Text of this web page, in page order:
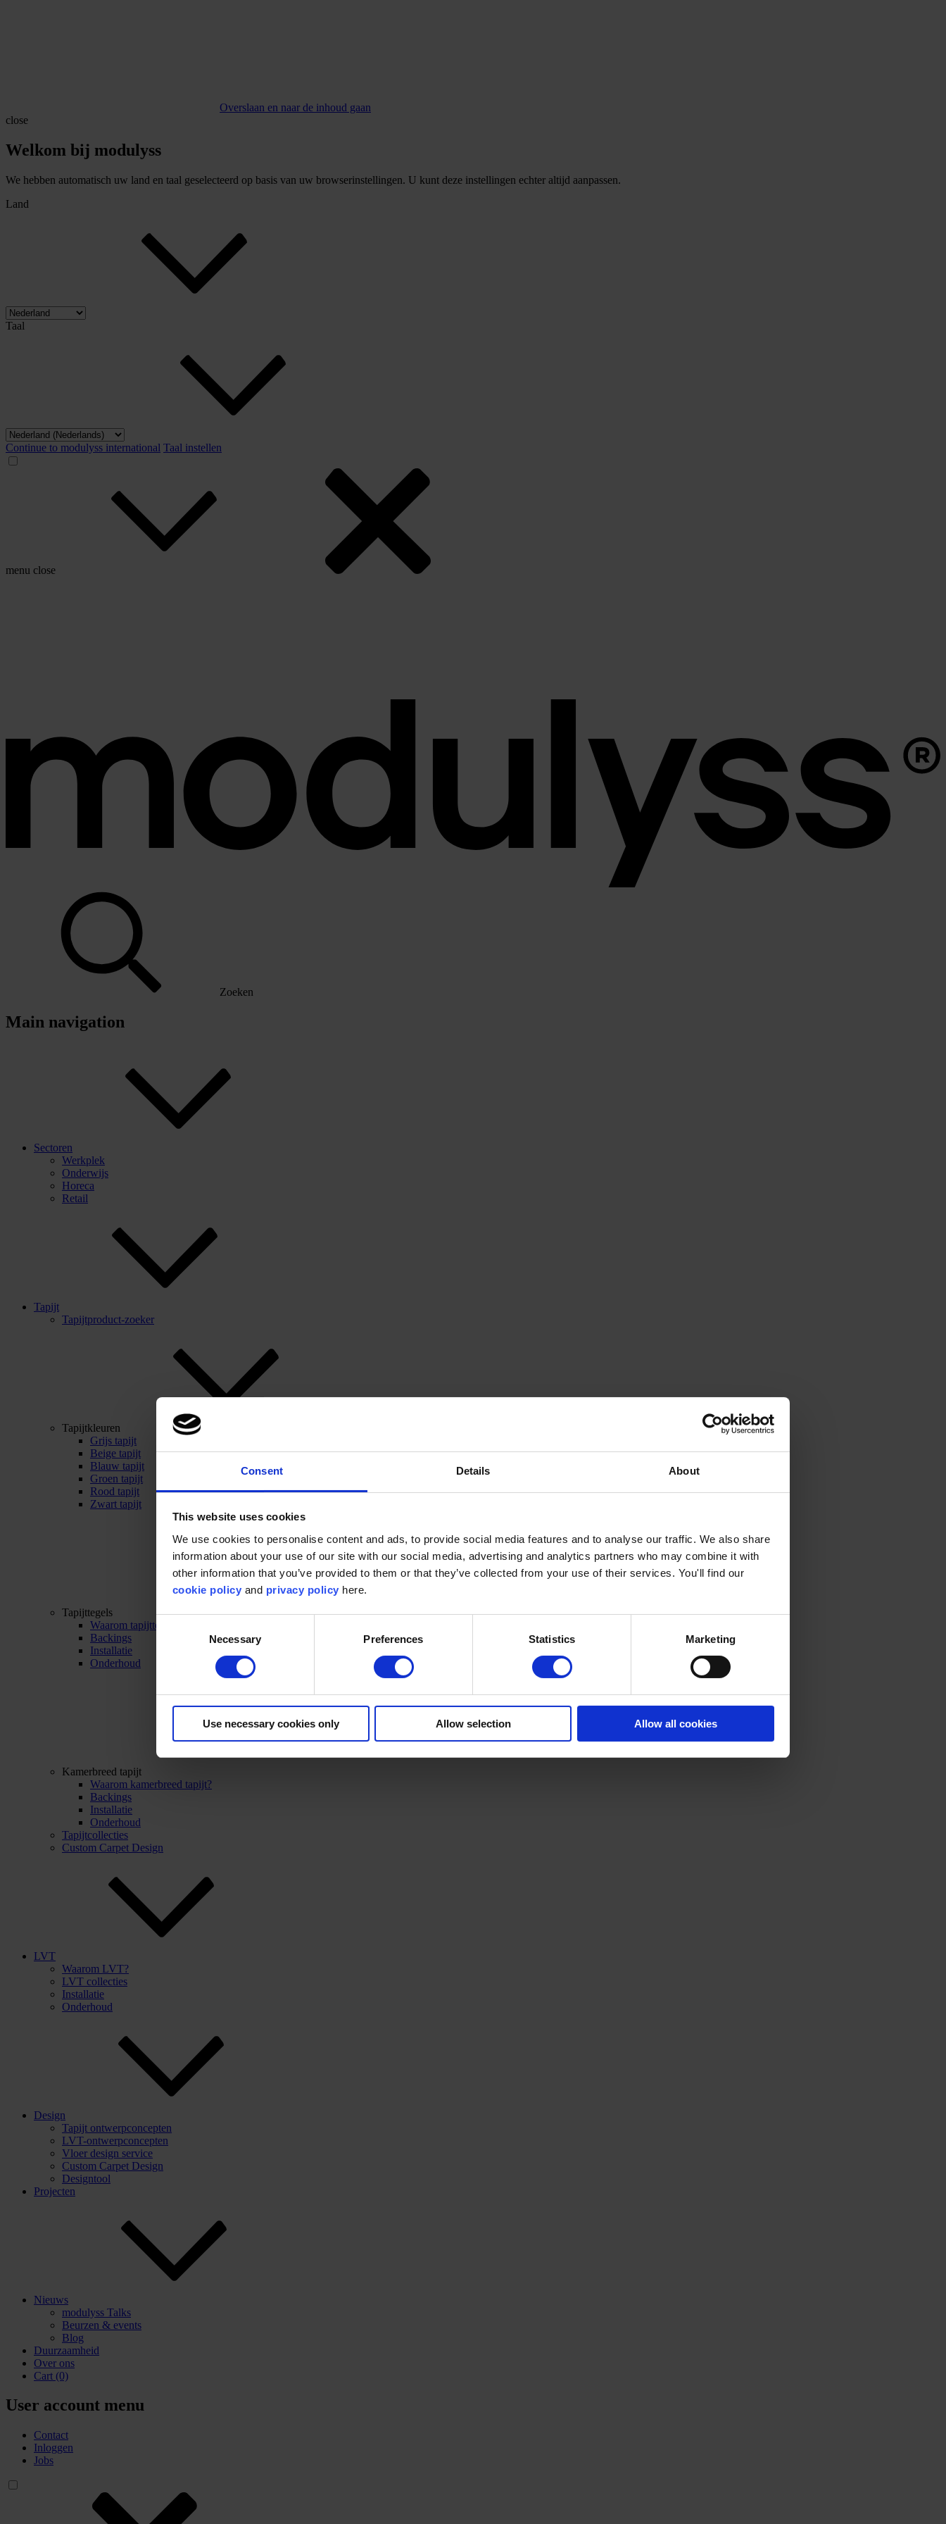
Consent Details About
This website uses cookies
We use cookies to personalise content and ads, to provide social media features and to analyse our traffic. We also share
information about your use of our site with our social media, advertising and analytics partners who may combine it with
other information that you’ve provided to them or that they’ve collected from your use of their services. You'll find our
cookie policy and privacy policy here.
Consent
Necessary Preferences Statistics Marketing
Use necessary cookies only Allow selection Allow all cookies
Overslaan en naar de inhoud gaan
close
Welkom bij modulyss
We hebben automatisch uw land en taal geselecteerd op basis van uw browserinstellingen. U kunt deze instellingen echter altijd aanpassen.
Land
Taal
Continue to modulyss international Taal instellen
menu close
Zoeken
Main navigation
Sectoren
Werkplek
Onderwijs
Horeca
Retail
Tapijt
Tapijtproduct-zoeker
Tapijtkleuren
Grijs tapijt
Beige tapijt
Blauw tapijt
Groen tapijt
Rood tapijt
Zwart tapijt
Tapijttegels
Waarom tapijttegels?
Backings
Installatie
Onderhoud
Kamerbreed tapijt
Waarom kamerbreed tapijt?
Backings
Installatie
Onderhoud
Tapijtcollecties
Custom Carpet Design
LVT
Waarom LVT?
LVT collecties
Installatie
Onderhoud
Design
Tapijt ontwerpconcepten
LVT-ontwerpconcepten
Vloer design service
Custom Carpet Design
Designtool
Projecten
Nieuws
modulyss Talks
Beurzen & events
Blog
Duurzaamheid
Over ons
Cart (0)
User account menu
Contact
Inloggen
Jobs